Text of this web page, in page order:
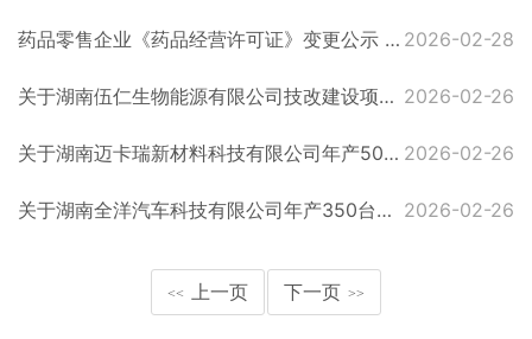
药品零售企业《药品经营许可证》变更公示 （第26-2-2号） 2026-02-28
关于湖南伍仁生物能源有限公司技改建设项目境影响报告表的审批决定公示 2026-02-26
关于湖南迈卡瑞新材料科技有限公司年产5000吨云母板及2000吨云母制品项目境影响报告表的审批决定公示 2026-02-26
关于湖南全洋汽车科技有限公司年产350台专用车、2000套货车车厢建设项目环境影响报告表的审批决定公示 2026-02-26
<< 上一页 下一页 >>